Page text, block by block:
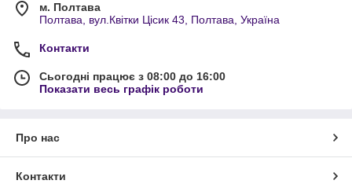
м. Полтава
Полтава, вул.Квітки Цісик 43, Полтава, Україна
Контакти
Сьогодні працює з 08:00 до 16:00
Показати весь графік роботи
Про нас
Контакти